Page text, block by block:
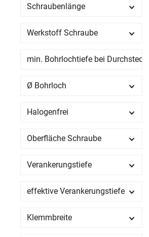
Schraubenlänge
Werkstoff Schraube
min. Bohrlochtiefe bei
Ø Bohrloch
Halogenfrei
Oberfläche Schraube
Verankerungstiefe
effektive Verankerungstiefe
Klemmbreite